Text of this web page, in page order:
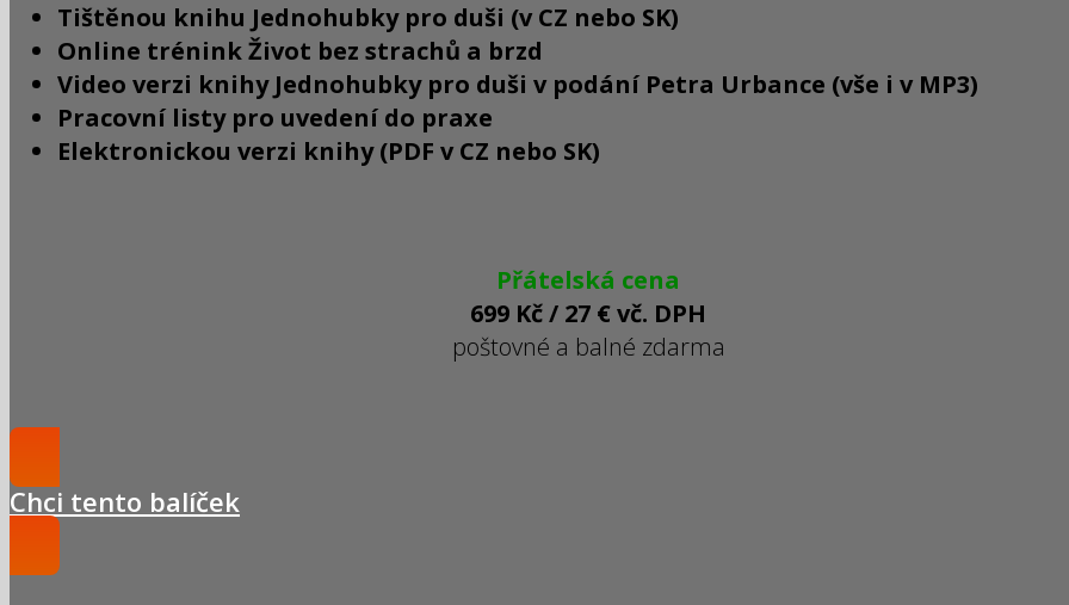
Tištěnou knihu Jednohubky pro duši (v CZ nebo SK)
Online trénink Život bez strachů a brzd
Video verzi knihy Jednohubky pro duši v podání Petra Urbance (vše i v MP3)
Pracovní listy pro uvedení do praxe
Elektronickou verzi knihy (PDF v CZ nebo SK)
Přátelská cena
699 Kč / 27 € vč. DPH
poštovné a balné zdarma
Chci tento balíček